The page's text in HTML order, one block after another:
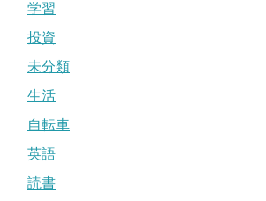
学習
投資
未分類
生活
自転車
英語
読書